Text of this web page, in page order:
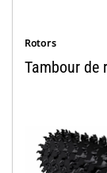
Rotors
Tambour de